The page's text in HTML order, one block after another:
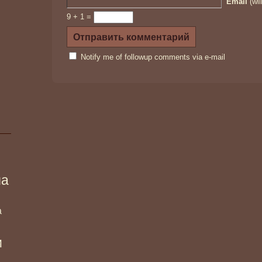
9 + 1 =
Notify me of followup comments via e-mail